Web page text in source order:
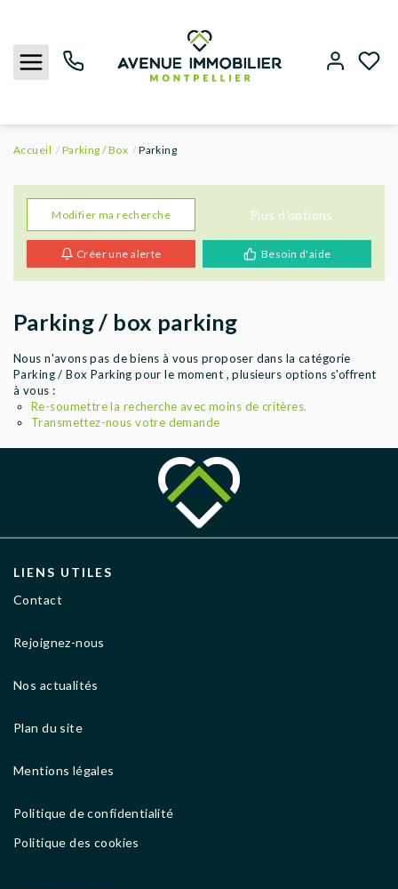
ACHETER
LOUER
BIENS VENDUS
ESTIMER
AGENCES
Accueil Parking / Box Parking
Modifier ma recherche Plus d'options
Créer une alerte Besoin d'aide
Parking / box parking
Nous n'avons pas de biens à vous proposer dans la catégorie
Parking / Box Parking pour le moment , plusieurs options s'offrent
à vous :
Re-soumettre la recherche avec moins de critères.
Transmettez-nous votre demande
LIENS UTILES
Contact
Rejoignez-nous
Nos actualités
Plan du site
Mentions légales
Politique de confidentialité
Politique des cookies